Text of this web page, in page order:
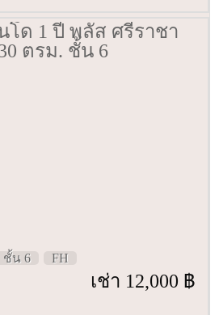
โด 1 ปี พลัส ศรีราชา
ตรม. ชั้น 6
ชั้น 6 FH
เช่า 12,000 ฿